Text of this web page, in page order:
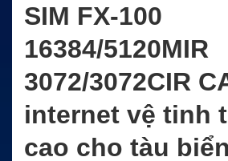
SIM FX-100
16384/5120MIR
3072/3072CIR
internet vệ tinh
cao cho tàu biển